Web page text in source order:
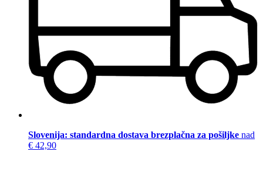
Slovenija: standardna dostava brezplačna za pošiljke nad
€ 42,90